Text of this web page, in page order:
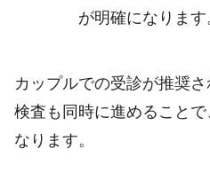
が明確になります
カップルでの受診が推奨
検査も同時に進めること
なります。